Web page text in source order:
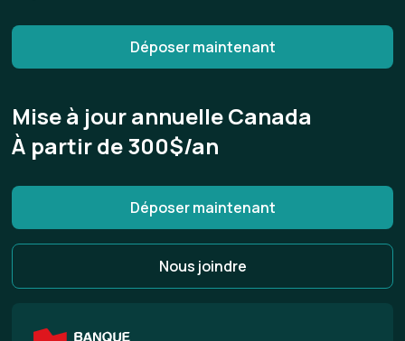
fiscales.
Déposer maintenant
Mise à jour annuelle Canada
À partir de 300$/an
Déposer maintenant
Nous joindre